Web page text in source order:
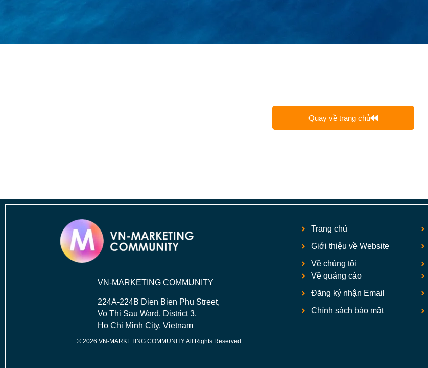
Quay về trang chủ
VN-MARKETING COMMUNITY
224A-224B Dien Bien Phu Street,
Vo Thi Sau Ward, District 3,
Ho Chi Minh City, Vietnam
© 2026 VN-MARKETING COMMUNITY All Rights Reserved
Trang chủ
Giới thiệu về Website
Về chúng tôi
Về quảng cáo
Đăng ký nhận Email
Chính sách bảo mật